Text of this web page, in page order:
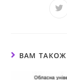
ВАМ